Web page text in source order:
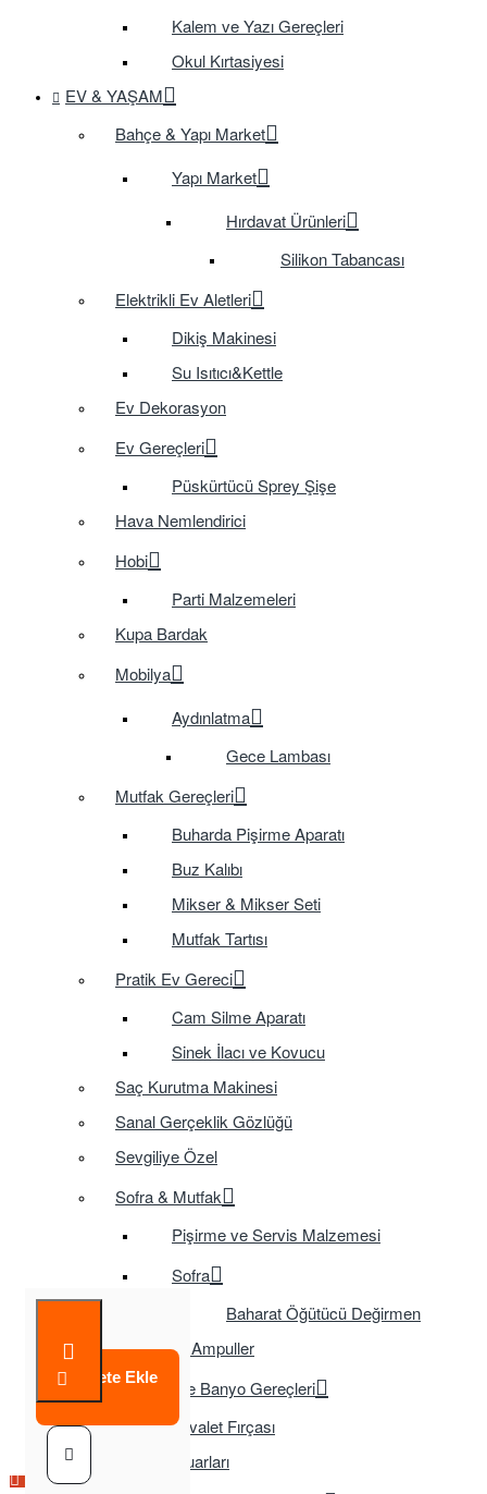
Kalem ve Yazı Gereçleri
Okul Kırtasiyesi
EV & YAŞAM
Bahçe & Yapı Market
Yapı Market
Hırdavat Ürünleri
Silikon Tabancası
Elektrikli Ev Aletleri
Dikiş Makinesi
Su Isıtıcı&Kettle
Ev Dekorasyon
Ev Gereçleri
Püskürtücü Sprey Şişe
Hava Nemlendirici
Hobi
Parti Malzemeleri
Kupa Bardak
Mobilya
Aydınlatma
Gece Lambası
Mutfak Gereçleri
Buharda Pişirme Aparatı
Buz Kalıbı
Mikser & Mikser Seti
Mutfak Tartısı
Pratik Ev Gereci
Cam Silme Aparatı
Sinek İlacı ve Kovucu
Saç Kurutma Makinesi
Sanal Gerçeklik Gözlüğü
Sevgiliye Özel
Sofra & Mutfak
Pişirme ve Servis Malzemesi
Sofra
Baharat Öğütücü Değirmen
Tasarruflu Ampuller
Temizlik ve Banyo Gereçleri
Tuvalet Fırçası
TV Aksesuarları
Sepete Ekle
Çok Satılan Ürün
Çok Satılan Ürün